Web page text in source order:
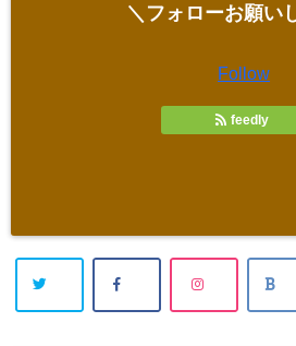
＼フォローお願い
Follow
feedly